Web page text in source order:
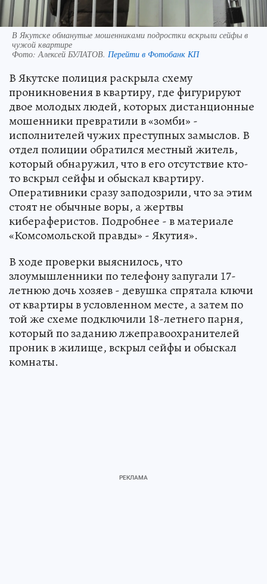
В Якутске обманутые мошенниками подростки вскрыли сейфы в
чужой квартире
Фото: Алексей БУЛАТОВ. Перейти в Фотобанк КП
В Якутске полиция раскрыла схему
проникновения в квартиру, где фигурируют
двое молодых людей, которых дистанционные
мошенники превратили в «зомби» -
исполнителей чужих преступных замыслов. В
отдел полиции обратился местный житель,
который обнаружил, что в его отсутствие кто-
то вскрыл сейфы и обыскал квартиру.
Оперативники сразу заподозрили, что за этим
стоят не обычные воры, а жертвы
кибераферистов. Подробнее - в материале
«Комсомольской правды» - Якутия».
В ходе проверки выяснилось, что
злоумышленники по телефону запугали 17-
летнюю дочь хозяев - девушка спрятала ключи
от квартиры в условленном месте, а затем по
той же схеме подключили 18-летнего парня,
который по заданию лжеправоохранителей
проник в жилище, вскрыл сейфы и обыскал
комнаты.